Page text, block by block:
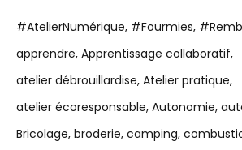
#AtelierNumérique #Fourmies
apprendre Apprentissage collaboratif
atelier débrouillardise Atelier pratique
atelier écoresponsable Autonomie
Bricolage broderie camping